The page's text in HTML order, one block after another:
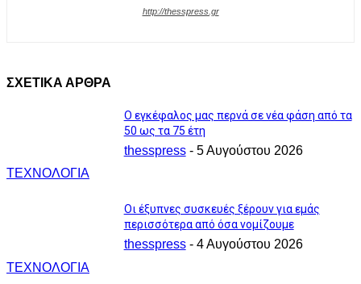
http://thesspress.gr
ΣΧΕΤΙΚΑ ΑΡΘΡΑ
ΤΕΧΝΟΛΟΓΙΑ
Ο εγκέφαλος μας περνά σε νέα φάση από τα
50 ως τα 75 έτη
thesspress - 5 Αυγούστου 2026
ΤΕΧΝΟΛΟΓΙΑ
Οι έξυπνες συσκευές ξέρουν για εμάς
περισσότερα από όσα νομίζουμε
thesspress - 4 Αυγούστου 2026